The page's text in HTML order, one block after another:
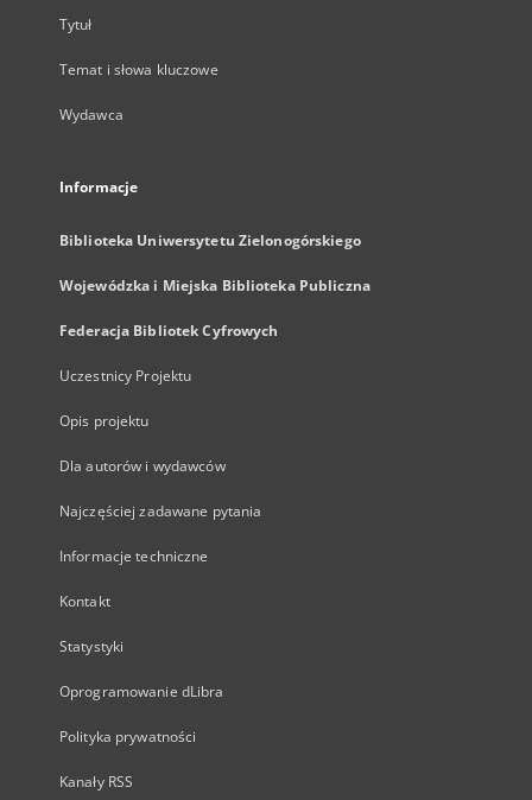
Tytuł
Temat i słowa kluczowe
Wydawca
Informacje
Biblioteka Uniwersytetu Zielonogórskiego
Wojewódzka i Miejska Biblioteka Publiczna
Federacja Bibliotek Cyfrowych
Uczestnicy Projektu
Opis projektu
Dla autorów i wydawców
Najczęściej zadawane pytania
Informacje techniczne
Kontakt
Statystyki
Oprogramowanie dLibra
Polityka prywatności
Kanały RSS